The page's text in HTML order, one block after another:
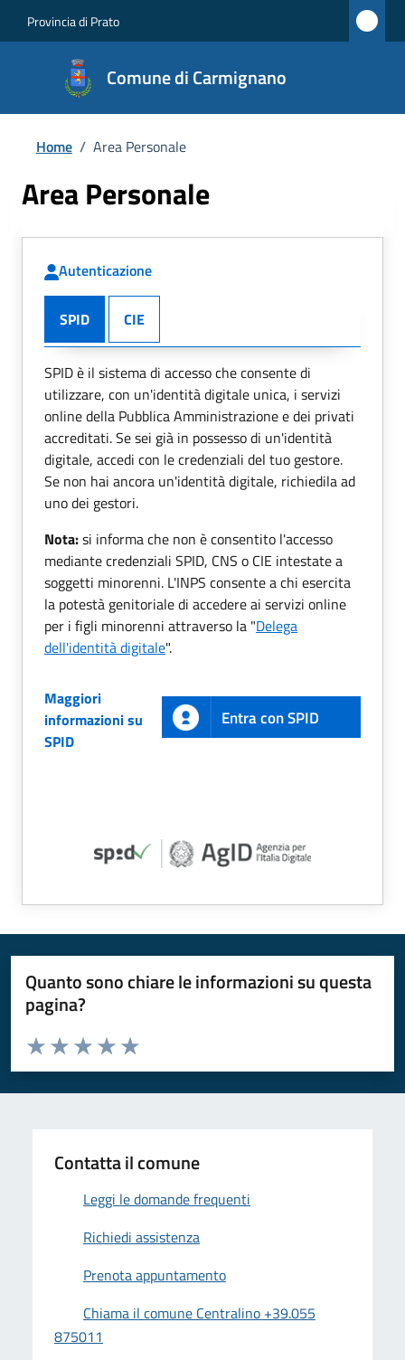
Provincia di Prato
Comune di Carmignano
Home / Area Personale
Area Personale
Autenticazione
SPID CIE
SPID è il sistema di accesso che consente di
utilizzare, con un'identità digitale unica, i servizi
online della Pubblica Amministrazione e dei privati
accreditati. Se sei già in possesso di un'identità
digitale, accedi con le credenziali del tuo gestore.
Se non hai ancora un'identità digitale, richiedila ad
uno dei gestori.
Nota:si informa che non è consentito l'accesso
mediante credenziali SPID, CNS o CIE intestate a
soggetti minorenni. L'INPS consente a chi esercita
la potestà genitoriale di accedere ai servizi online
per i figli minorenni attraverso la "Delega
dell'identità digitale".
Maggiori
informazioni su
SPID
Entra con SPID
Quanto sono chiare le informazioni su questa
pagina?
Valuta da 1 a 5 stelle la pagina
Valuta 5 stelle su 5
Valuta 4 stelle su 5
Valuta 3 stelle su 5
Valuta 2 stelle su 5
Valuta 1 stelle su 5
Contatta il comune
Leggi le domande frequenti
Richiedi assistenza
Prenota appuntamento
Chiama il comune Centralino +39.055
875011